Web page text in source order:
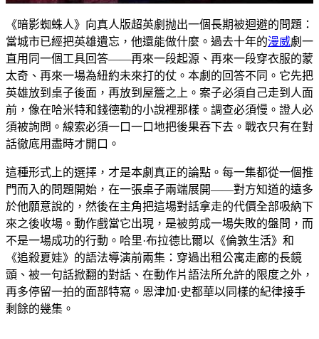
《暗影蜘蛛人》向真人版超英劇抛出一個長期被迴避的問題：
當城市已經把英雄遺忘，他還能做什麼。過去十年的漫威劇一
直用同一個工具回答——再來一段起源、再來一段穿衣服的蒙
太奇、再來一場為紐約未來打的仗。本劇的回答不同。它先把
英雄放到桌子後面，再放到屋簷之上。案子必須自己走到人面
前，像在哈米特和錢德勒的小說裡那樣。調查必須慢。證人必
須被詢問。線索必須一口一口地把後果吞下去。戰衣只有在對
話徹底用盡時才開口。
這種形式上的選擇，才是本劇真正的論點。每一集都從一個推
門而入的問題開始，在一張桌子兩端展開——對方知道的遠多
於他願意說的，然後在主角把這場對話拿走的代價全部吸納下
來之後收場。動作戲當它出現，是被剪成一場失敗的盤問，而
不是一場成功的行動。哈里·布拉德比爾以《倫敦生活》和
《追殺夏娃》的語法導演前兩集：穿過出租公寓走廊的長鏡
頭、被一句話掀翻的對話、在動作片語法所允許的限度之外，
再多停留一拍的面部特寫。恩津加·史都華以同樣的紀律接手
剩餘的幾集。